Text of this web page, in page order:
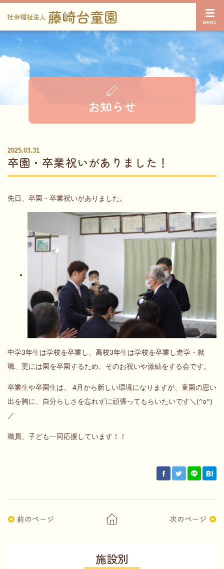
社会福祉法人 藤崎台童園
お知らせ
2025.03.31
卒園・卒業祝いがありました！
先日、卒園・卒業祝いがありました。
中学3年生は学校を卒業し、高校3年生は学校を卒業し進学・就
職、更には園を卒園するため、そのお祝いや激励をする会です。
卒業生や卒園生は、 4月から新しい環境になりますが、童園の思い
出を胸に、自分らしさを忘れずに頑張ってもらいたいです＼(^o^)
／
職員、子ども一同応援しています！！
前のページ 次のページ
施設別